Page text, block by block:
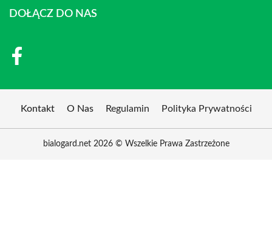
DOŁĄCZ DO NAS
Kontakt O Nas Regulamin Polityka Prywatności
bialogard.net 2026 © Wszelkie Prawa Zastrzeżone